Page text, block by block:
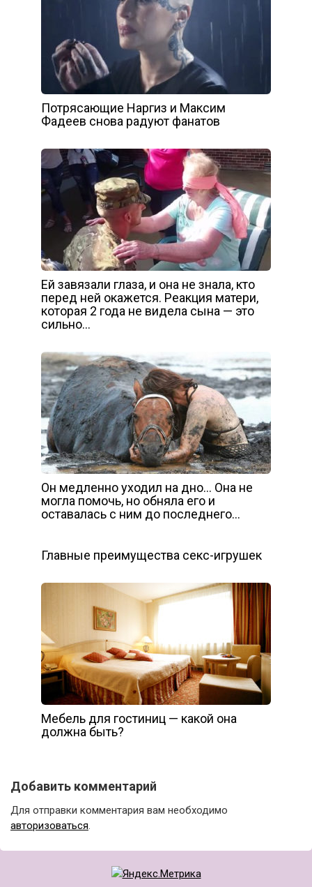
Потрясающие Наргиз и Максим
Фадеев снова радуют фанатов
Ей завязали глаза, и она не знала, кто
перед ней окажется. Реакция матери,
которая 2 года не видела сына — это
сильно…
Он медленно уходил на дно… Она не
могла помочь, но обняла его и
оставалась с ним до последнего…
Главные преимущества секс-игрушек
Мебель для гостиниц — какой она
должна быть?
Добавить комментарий
Для отправки комментария вам необходимо
авторизоваться